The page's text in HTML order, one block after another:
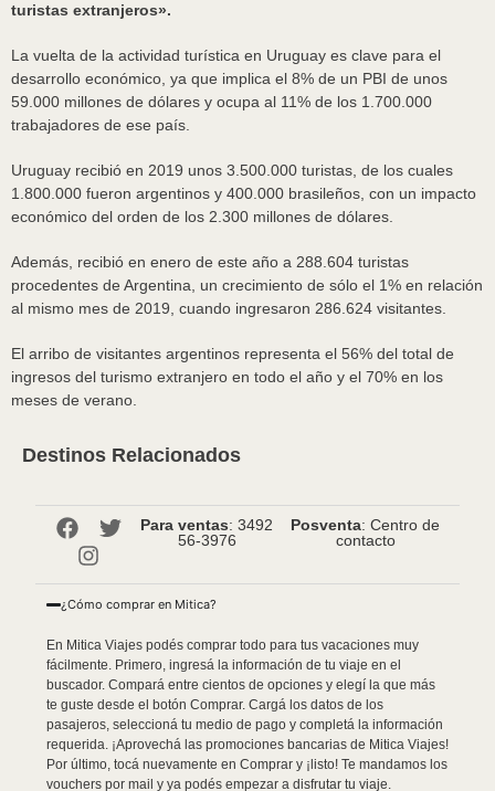
turistas extranjeros».
La vuelta de la actividad turística en Uruguay es clave para el
desarrollo económico, ya que implica el 8% de un PBI de unos
59.000 millones de dólares y ocupa al 11% de los 1.700.000
trabajadores de ese país.
Uruguay recibió en 2019 unos 3.500.000 turistas, de los cuales
1.800.000 fueron argentinos y 400.000 brasileños, con un impacto
económico del orden de los 2.300 millones de dólares.
Además, recibió en enero de este año a 288.604 turistas
procedentes de Argentina, un crecimiento de sólo el 1% en relación
al mismo mes de 2019, cuando ingresaron 286.624 visitantes.
El arribo de visitantes argentinos representa el 56% del total de
ingresos del turismo extranjero en todo el año y el 70% en los
meses de verano.
Destinos Relacionados
Para ventas: 3492
56-3976
Posventa: Centro de
contacto
¿Cómo comprar en Mitica?
En Mitica Viajes podés comprar todo para tus vacaciones muy
fácilmente. Primero, ingresá la información de tu viaje en el
buscador. Compará entre cientos de opciones y elegí la que más
te guste desde el botón Comprar. Cargá los datos de los
pasajeros, seleccioná tu medio de pago y completá la información
requerida. ¡Aprovechá las promociones bancarias de Mitica Viajes!
Por último, tocá nuevamente en Comprar y ¡listo! Te mandamos los
vouchers por mail y ya podés empezar a disfrutar tu viaje.